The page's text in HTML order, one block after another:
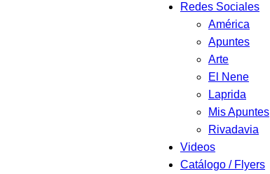
Redes Sociales
América
Apuntes
Arte
El Nene
Laprida
Mis Apuntes
Rivadavia
Videos
Catálogo / Flyers